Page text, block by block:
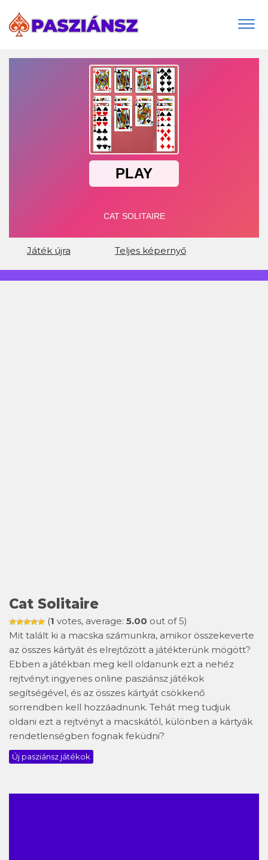
Játék újra Teljes képernyő
Cat Solitaire
(1 votes, average: 5.00 out of 5)
Mit talált ki a macska számunkra, amikor összekeverte
az összes kártyát és elrejtőzött a játékterünk mögött?
Ebben a játékban meg kell oldanunk ezt a nehéz
rejtvényt ingyenes online pasziánsz játékok
segítségével, és az összes kártyát csökkenő
sorrendben kell hozzáadnunk. Tehát meg tudjuk
oldani ezt a rejtvényt a macskától, különben a kártyák
rendetlenségben fognak feküdni?
Új pasziánsz játékok